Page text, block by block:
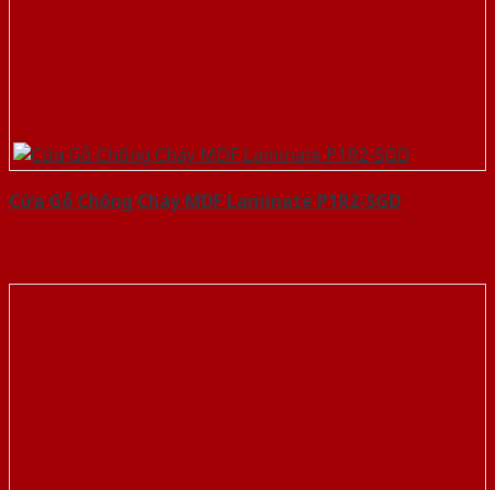
Cửa Gỗ Chống Cháy MDF Laminate P1R2-SGD